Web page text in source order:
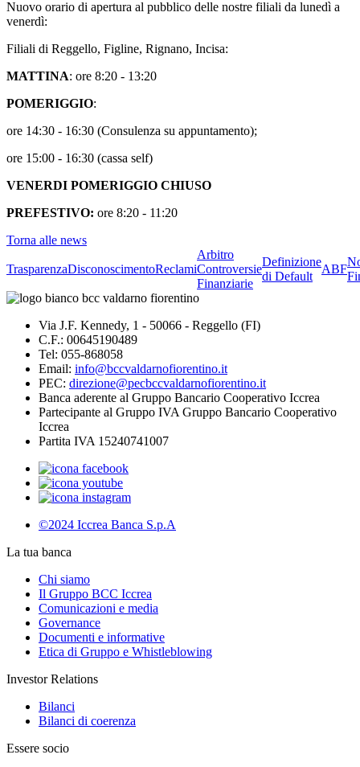
Nuovo orario di apertura al pubblico delle nostre filiali da lunedì a
venerdì:
Filiali di Reggello, Figline, Rignano, Incisa:
MATTINA: ore 8:20 - 13:20
POMERIGGIO:
ore 14:30 - 16:30 (Consulenza su appuntamento);
ore 15:00 - 16:30 (cassa self)
VENERDI POMERIGGIO CHIUSO
PREFESTIVO: ore 8:20 - 11:20
Torna alle news
TrasparenzaDisconoscimentoReclami
Arbitro
Controversie
Finanziarie
Definizione
di Default
ABF
Via J.F. Kennedy, 1 - 50066 - Reggello (FI)
C.F.: 00645190489
Tel: 055-868058
Email: info@bccvaldarnofiorentino.it
PEC: direzione@pecbccvaldarnofiorentino.it
Banca aderente al Gruppo Bancario Cooperativo Iccrea
Partecipante al Gruppo IVA Gruppo Bancario Cooperativo
Iccrea
Partita IVA 15240741007
©2024 Iccrea Banca S.p.A
La tua banca
Chi siamo
Il Gruppo BCC Iccrea
Comunicazioni e media
Governance
Documenti e informative
Etica di Gruppo e Whistleblowing
Investor Relations
Bilanci
Bilanci di coerenza
Essere socio